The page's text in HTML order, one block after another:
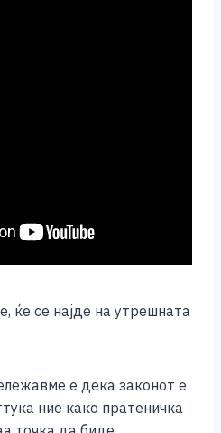
ќе се најде на утрешната
е дека законот е
ние како пратеничка